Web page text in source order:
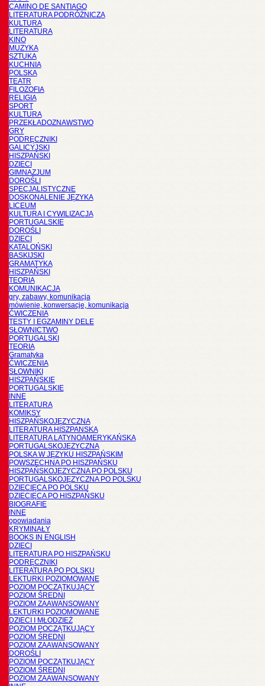
CAMINO DE SANTIAGO
LITERATURA PODRÓŻNICZA
KULTURA
LITERATURA
KINO
MUZYKA
SZTUKA
KUCHNIA
POLSKA
TEATR
FILOZOFIA
RELIGIA
SPORT
KULTURA
PRZEKŁADOZNAWSTWO
GRY
PODRĘCZNIKI
GALICYJSKI
HISZPAŃSKI
DZIECI
GIMNAZJUM
DOROŚLI
SPECJALISTYCZNE
DOSKONALENIE JĘZYKA
LICEUM
KULTURA I CYWILIZACJA
PORTUGALSKIE
DOROŚLI
DZIECI
KATALOŃSKI
BASKIJSKI
GRAMATYKA
HISZPAŃSKI
TEORIA
KOMUNIKACJA
gry, zabawy, komunikacja
mówienie, konwersacje, komunikacja
ĆWICZENIA
TESTY I EGZAMINY DELE
SŁOWNICTWO
PORTUGALSKI
TEORIA
Gramatyka
ĆWICZENIA
SŁOWNIKI
HISZPAŃSKIE
PORTUGALSKIE
INNE
LITERATURA
KOMIKSY
HISZPAŃSKOJĘZYCZNA
LITERATURA HISZPANSKA
LITERATURA LATYNOAMERYKAŃSKA
PORTUGALSKOJĘZYCZNA
POLSKA W JĘZYKU HISZPAŃSKIM
POWSZECHNA PO HISZPAŃSKU
HISZPAŃSKOJĘZYCZNA PO POLSKU
PORTUGALSKOJĘZYCZNA PO POLSKU
DZIECIĘCA PO POLSKU
DZIECIĘCA PO HISZPAŃSKU
BIOGRAFIE
INNE
opowiadania
KRYMINAŁY
BOOKS IN ENGLISH
DZIECI
LITERATURA PO HISZPAŃSKU
PODRĘCZNIKI
LITERATURA PO POLSKU
LEKTURKI POZIOMOWANE
POZIOM POCZĄTKUJĄCY
POZIOM ŚREDNI
POZIOM ZAAWANSOWANY
LEKTURKI POZIOMOWANE
DZIECI I MŁODZIEŻ
POZIOM POCZĄTKUJĄCY
POZIOM ŚREDNI
POZIOM ZAAWANSOWANY
DOROŚLI
POZIOM POCZĄTKUJĄCY
POZIOM ŚREDNI
POZIOM ZAAWANSOWANY